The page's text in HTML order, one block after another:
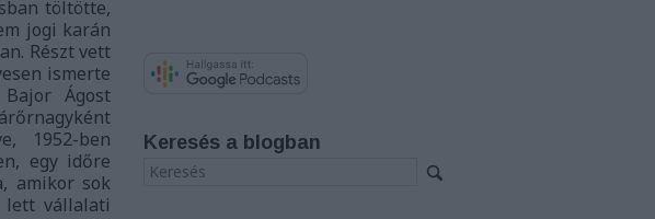
töltötte,
jogi karán
Részt vett
ismerte
Ágost
1952-ben
egy időre
amikor sok
lett vállalati
Keresés a blogban